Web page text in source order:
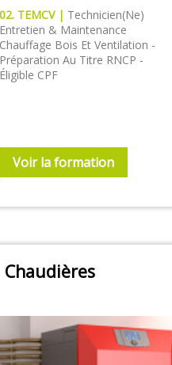
02. TEMCV | Technicien(ne)
Entretien & Maintenance
Chauffage Bois Et Ventilation -
Préparation Au Titre RNCP -
Éligible CPF
Voir la formation
Chaudières